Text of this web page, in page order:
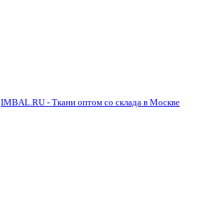
IMBAL.RU - Ткани оптом со склада в Москве